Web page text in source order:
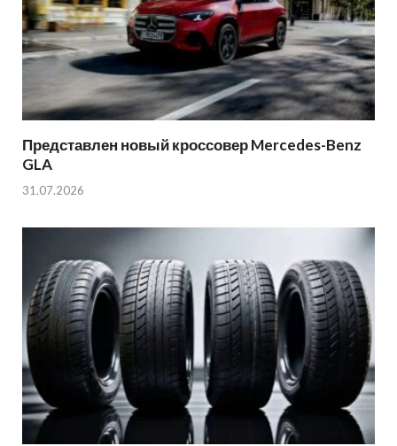
Представлен новый кроссовер Mercedes-Benz
GLA
31.07.2026